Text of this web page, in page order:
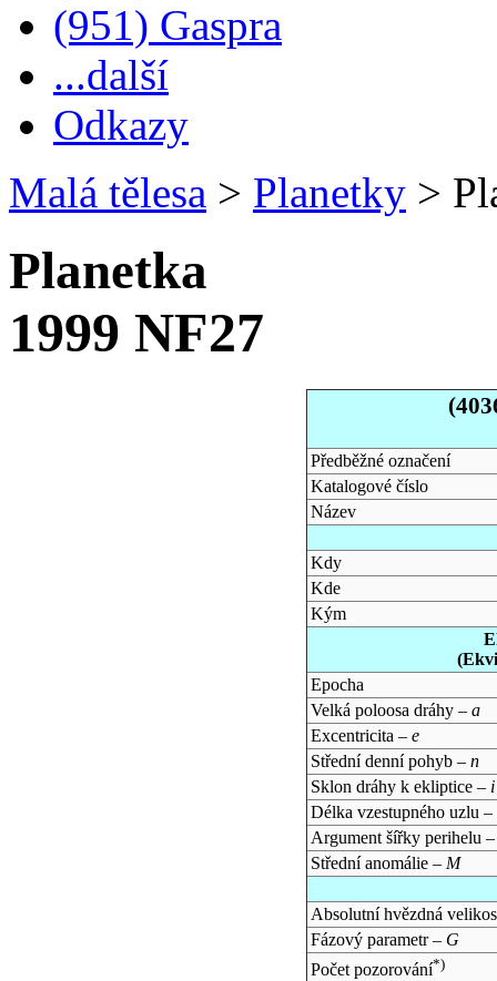
(951) Gaspra
...další
Odkazy
Malá tělesa > Planetky >
Planetka
1999 NF27
Předběžné označení
Katalogové číslo
Název
Kdy
Kde
Kým
Epocha
Velká poloosa dráhy – a
Excentricita – e
Střední denní pohyb – n
Sklon dráhy k ekliptice – i
Délka vzestupného uzlu –
Argument šířky perihelu
Střední anomálie – M
Absolutní hvězdná
Fázový parametr – G
Počet pozorování*)